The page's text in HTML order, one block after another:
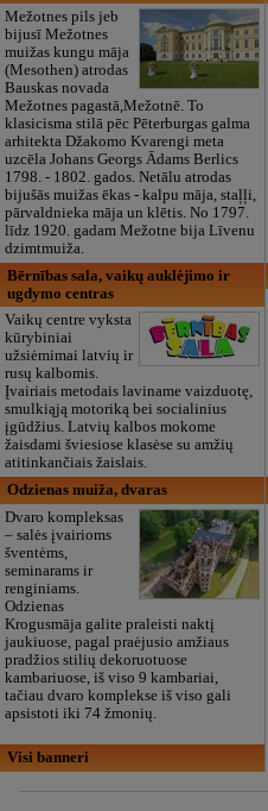
Mežotnes pils jeb
bijusī Mežotnes
muižas kungu māja
(Mesothen) atrodas
Bauskas novada
Mežotnes pagastā,Mežotnē. To
klasicisma stilā pēc Pēterburgas galma
arhitekta Džakomo Kvarengi meta
uzcēla Johans Georgs Ādams Berlics
1798. - 1802. gados. Netālu atrodas
bijušās muižas ēkas - kalpu māja, staļļi,
pārvaldnieka māja un klētis. No 1797.
līdz 1920. gadam Mežotne bija Līvenu
dzimtmuiža.
Bērnības sala, vaikų auklėjimo ir
ugdymo centras
Vaikų centre vyksta
kūrybiniai
užsiėmimai latvių ir
rusų kalbomis.
Įvairiais metodais laviname vaizduotę,
smulkiąją motoriką bei socialinius
įgūdžius. Latvių kalbos mokome
žaisdami šviesiose klasėse su amžių
atitinkančiais žaislais.
Odzienas muiža, dvaras
Dvaro kompleksas
– salės įvairioms
šventėms,
seminarams ir
renginiams.
Odzienas
Krogusmāja galite praleisti naktį
jaukiuose, pagal praėjusio amžiaus
pradžios stilių dekoruotuose
kambariuose, iš viso 9 kambariai,
tačiau dvaro komplekse iš viso gali
apsistoti iki 74 žmonių.
Visi banneri